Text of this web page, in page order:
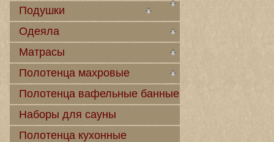
Подушки
Одеяла
Матрасы
Полотенца махровые
Полотенца вафельные банные
Наборы для сауны
Полотенца кухонные